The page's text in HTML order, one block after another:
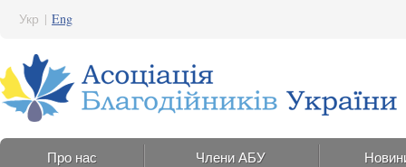
Укр | Eng
Про нас Члени АБУ